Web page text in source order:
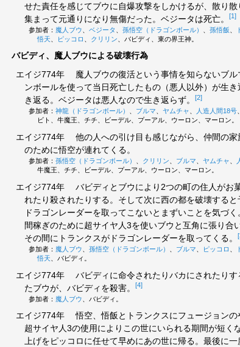
せた責任を感じてブウに自爆攻撃をしかけるが、散り
集まって元通りになり無傷だった。ベジータは死亡。
[1]
参加者： 魔人ブウ ベジータ 孫悟空（ドラゴンボール） 孫悟飯
悟天
ピッコロ クリリン 、バビディ、東の界王神。
バビディ、魔人ブウによる破壊行為
エイジ774年
魔人ブウの復活という事情を知らないブ
ンボールを使って当日死亡したもの（悪人以外）が生
き返る。ベジータは悪人なので生き返らず。
[2]
参加者： 神龍（ドラゴンボール） ブルマ ヤムチャ 人造人間18号
ビト、牛魔王、チチ、ビーデル、プーアル、ウーロン、マーロン。
エイジ774年
他の人への引け目も感じながら、仲間の
のために悟空が連れてくる。
参加者： 孫悟空（ドラゴンボール） クリリン ブルマ ヤムチャ
牛魔王、チチ、ビーデル、プーアル、ウーロン、マーロン。
エイジ774年
バビディとブウにより2つの町の住人がお
れたり殺されたりする。そして次に西の都を破壊する
ドラゴンレーダーを取ってこないとまずいことを気づ
間稼ぎのために超サイヤ人3を使いブウと互角に張り合
その間にトランクスがドラゴンレーダーを取ってくる。
参加者： 魔人ブウ 孫悟空（ドラゴンボール） ブルマ ピッコロ
悟天 、バビディ。
エイジ774年
バビディに命令されたりバカにされたりす
たブウが、バビディを殺害。
[4]
参加者： 魔人ブウ 、バビディ。
エイジ774年
悟空、悟飯とトランクスにフュージョンの
超サイヤ人3の使用によりこの世にいられる期間が短く
上げをピッコロに任せて早めにあの世に帰る。最後に一